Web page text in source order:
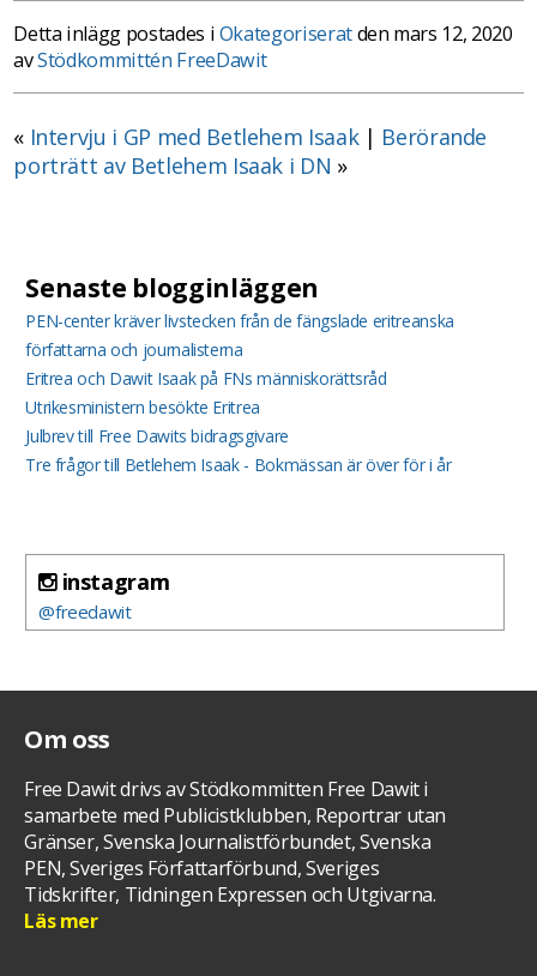
Detta inlägg postades iOkategoriseratden mars 12, 2020
avStödkommittén FreeDawit
« Intervju i GP med Betlehem Isaak| Berörande
porträtt av Betlehem Isaak i DN »
Senaste blogginläggen
PEN-center kräver livstecken från de fängslade eritreanska
författarna och journalisterna
Eritrea och Dawit Isaak på FNs människorättsråd
Utrikesministern besökte Eritrea
Julbrev till Free Dawits bidragsgivare
Tre frågor till Betlehem Isaak - Bokmässan är över för i år
instagram
@freedawit
Om oss
Free Dawit drivs av Stödkommitten Free Dawit i
samarbete med Publicistklubben, Reportrar utan
Gränser, Svenska Journalistförbundet, Svenska
PEN, Sveriges Författarförbund, Sveriges
Tidskrifter, Tidningen Expressen och Utgivarna.
Läs mer